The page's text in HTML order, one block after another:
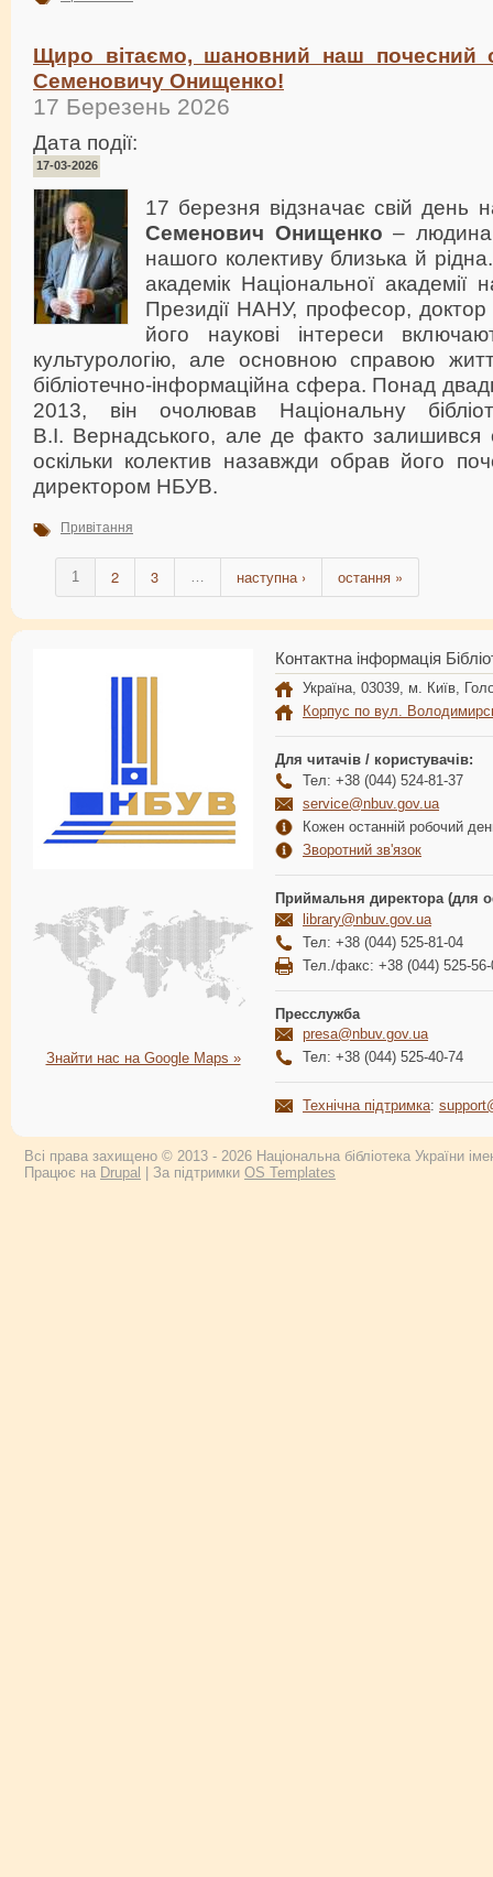
Щиро вітаємо, шановний наш почесний
Семеновичу Онищенко!
17 Березень 2026
Дата події:
17-03-2026
17 березня відзначає свій день
Семенович Онищенко –
нашого колективу близька й
академік Національної академії
Президії НАНУ, професор,
його наукові інтереси
культурологію, але основною справою
бібліотечно-інформаційна сфера. Понад
2013, він очолював Національну
В.І. Вернадського, але де факто залишився
оскільки колектив назавжди обрав його
директором НБУВ.
Привітання
1 2 3 … наступна › остання »
Знайти нас на Google Maps »
Контактна інформація
Україна, 03039, м. Київ,
Корпус по вул.
Для читачів / користувачів:
Тел: +38 (044) 524-81-37
service@nbuv.gov.ua
Кожен останній робочий
Зворотний зв'язок
Приймальня директора (для
library@nbuv.gov.ua
Тел: +38 (044) 525-81-04
Тел./факс: +38 (044) 525-56-
Пресслужба
presa@nbuv.gov.ua
Тел: +38 (044) 525-40-74
Технічна підтримка:
Всі права захищено © 2013 - 2026 Національна бібліотека України
Працює на Drupal | За підтримки OS Templates